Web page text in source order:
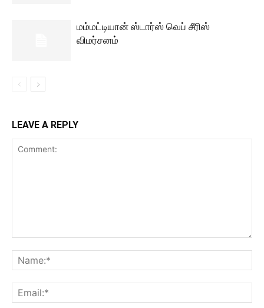
மம்மட்டியான் ஸ்டார்ஸ் வெப் சீரிஸ்
விமர்சனம்
LEAVE A REPLY